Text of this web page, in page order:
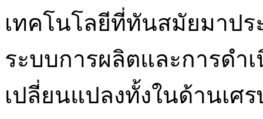
เทคโนโลยีที่ทันสมัยมาปร
ระบบการผลิตและการดำ
เปลี่ยนแปลงทั้งในด้านเศ